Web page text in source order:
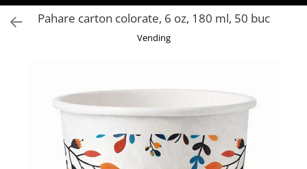
Capsule Cafea
Espressoare
Aparate Automate
Aparate capsule
Aparate clasice
Pahare carton colorate, 6 oz, 180 ml, 50 buc
Vending